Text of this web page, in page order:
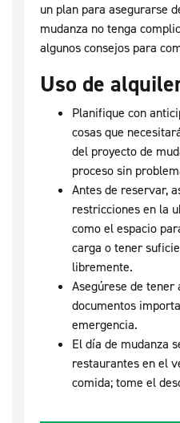
un plan para asegurarse
mudanza no tenga
algunos consejos para
Uso de
Planifique con
cosas que
del proyecto de
proceso sin
Antes de reservar,
restricciones en la
como el espacio
carga o tener
libremente.
Asegúrese de tener
documentos
emergencia.
El día de mudanza
restaurantes en el
comida; tome el